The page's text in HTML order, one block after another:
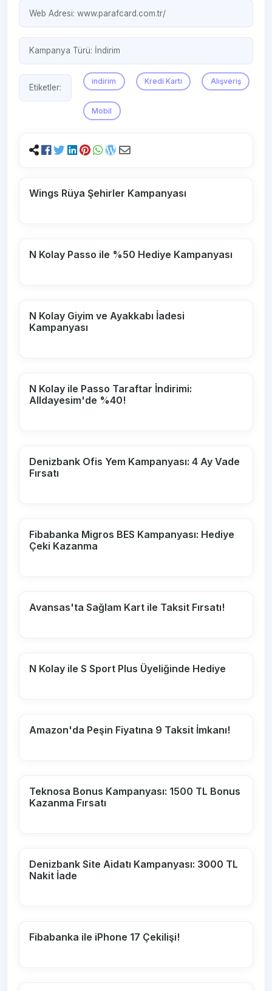
Web Adresi:www.parafcard.com.tr/
Kampanya Türü: İndirim
Etiketler:
indirim Kredi Kartı Alışveriş
Mobil
Wings Rüya Şehirler Kampanyası
N Kolay Passo ile %50 Hediye Kampanyası
N Kolay Giyim ve Ayakkabı İadesi
Kampanyası
N Kolay ile Passo Taraftar İndirimi:
Alldayesim'de %40!
Denizbank Ofis Yem Kampanyası: 4 Ay Vade
Fırsatı
Fibabanka Migros BES Kampanyası: Hediye
Çeki Kazanma
Avansas'ta Sağlam Kart ile Taksit Fırsatı!
N Kolay ile S Sport Plus Üyeliğinde Hediye
Amazon'da Peşin Fiyatına 9 Taksit İmkanı!
Teknosa Bonus Kampanyası: 1500 TL Bonus
Kazanma Fırsatı
Denizbank Site Aidatı Kampanyası: 3000 TL
Nakit İade
Fibabanka ile iPhone 17 Çekilişi!